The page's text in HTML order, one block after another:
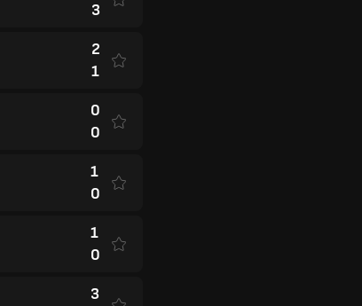
3
2
1
0
0
1
0
1
0
3